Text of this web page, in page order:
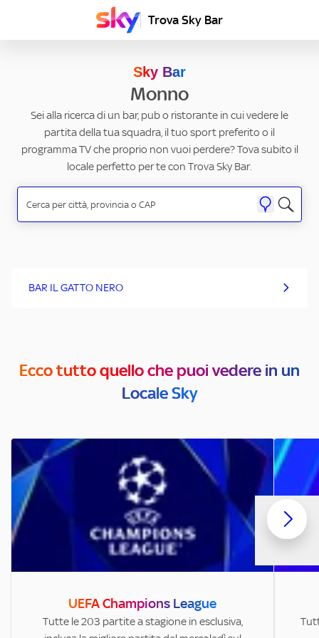
Trova Sky Bar
Sky Bar
Monno
Sei alla ricerca di un bar, pub o ristorante in cui vedere le
partita della tua squadra, il tuo sport preferito o il
programma TV che proprio non vuoi perdere? Tova subito il
locale perfetto per te con Trova Sky Bar.
BAR IL GATTO NERO
Ecco tutto quello che puoi vedere in un
Locale Sky
UEFA Champions League
Tutte le 203 partite a stagione in esclusiva,